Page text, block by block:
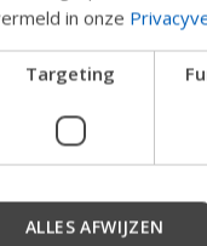
cookies om te bekijken
We testen
te
en
in onze
Targeting
ALLES AFWIJZEN